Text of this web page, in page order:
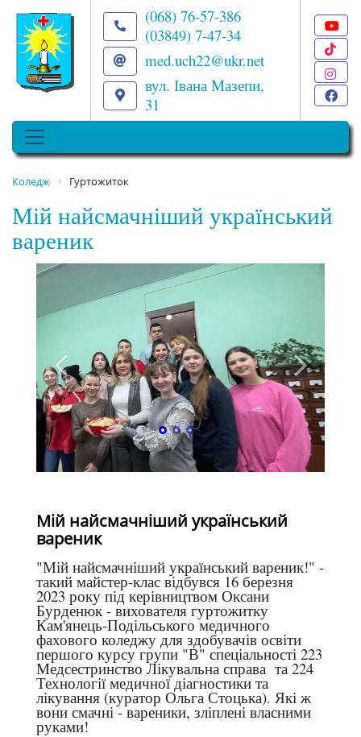
(068) 76-57-386
(03849) 7-47-34
med.uch22@ukr.net
вул. Івана Мазепи,
31
Коледж Гуртожиток
Мій найсмачніший український
вареник
Мій найсмачніший український
вареник
"Мій найсмачніший український вареник!" -
такий майстер-клас відбувся 16 березня
2023 року під керівництвом Оксани
Бурденюк - вихователя гуртожитку
Кам'янець-Подільського медичного
фахового коледжу для здобувачів освіти
першого курсу групи "В" спеціальності 223
Медсестринство Лікувальна справа та 224
Технології медичної діагностики та
лікування (куратор Ольга Стоцька). Які ж
вони смачні - вареники, зліплені власними
руками!